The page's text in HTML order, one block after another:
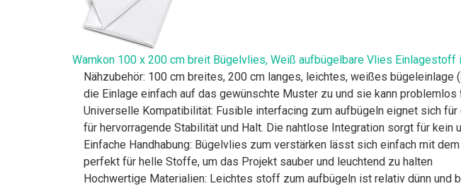
Wamkon 100 x 200 cm breit Bügelvlies, Weiß aufbügelbare Vlies
Nähzubehör: 100 cm breites, 200 cm langes, leichtes, weißes
die Einlage einfach auf das gewünschte Muster zu und sie kann
Universelle Kompatibilität: Fusible interfacing zum aufbügeln eignet sich
für hervorragende Stabilität und Halt. Die nahtlose Integration sorgt für kein
Einfache Handhabung: Bügelvlies zum verstärken lässt sich einfach mit
perfekt für helle Stoffe, um das Projekt sauber und leuchtend zu halten
Hochwertige Materialien: Leichtes stoff zum aufbügeln ist relativ dünn und